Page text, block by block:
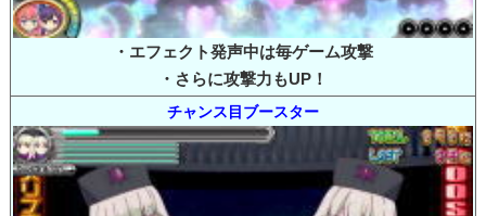
・エフェクト発声中は毎ゲーム攻撃
・さらに攻撃力もUP！
チャンス目ブースター